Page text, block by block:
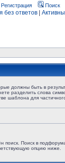
Регистрация Поиск
без ответов
должны быть в
разделить слова
шаблона для
поиск. Поиск в
опцию ниже.